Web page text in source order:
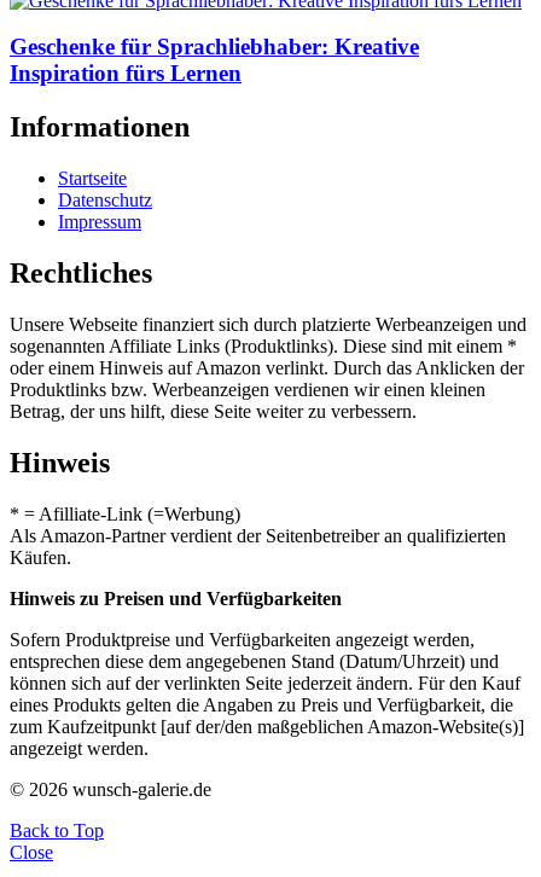
Geschenke für Sprachliebhaber: Kreative
Inspiration fürs Lernen
Informationen
Startseite
Datenschutz
Impressum
Rechtliches
Unsere Webseite finanziert sich durch platzierte Werbeanzeigen und
sogenannten Affiliate Links (Produktlinks). Diese sind mit einem *
oder einem Hinweis auf Amazon verlinkt. Durch das Anklicken der
Produktlinks bzw. Werbeanzeigen verdienen wir einen kleinen
Betrag, der uns hilft, diese Seite weiter zu verbessern.
Hinweis
* = Afilliate-Link (=Werbung)
Als Amazon-Partner verdient der Seitenbetreiber an qualifizierten
Käufen.
Hinweis zu Preisen und Verfügbarkeiten
Sofern Produktpreise und Verfügbarkeiten angezeigt werden,
entsprechen diese dem angegebenen Stand (Datum/Uhrzeit) und
können sich auf der verlinkten Seite jederzeit ändern. Für den Kauf
eines Produkts gelten die Angaben zu Preis und Verfügbarkeit, die
zum Kaufzeitpunkt [auf der/den maßgeblichen Amazon-Website(s)]
angezeigt werden.
© 2026 wunsch-galerie.de
Back to Top
Close